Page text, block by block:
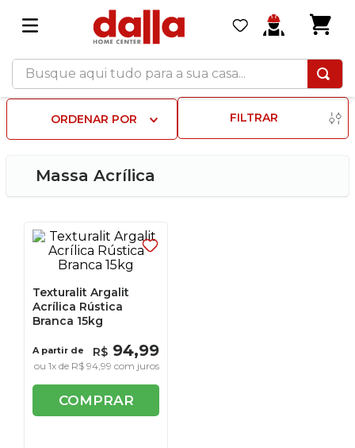
Busque aqui tudo para a sua casa...
ORDENAR POR FILTRAR
Massa Acrílica
Texturalit Argalit
Acrílica Rústica
Branca 15kg
A partir de R$ 94,99
ou1x de R$ 94,99 com juros
COMPRAR